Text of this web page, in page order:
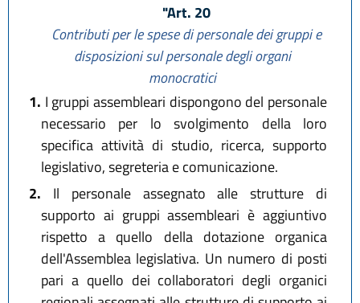
"Art. 20
Contributi per le spese di personale dei gruppi e
disposizioni sul personale degli organi
monocratici
1. I gruppi assembleari dispongono del personale
necessario per lo svolgimento della loro
specifica attività di studio, ricerca, supporto
legislativo, segreteria e comunicazione.
2. Il personale assegnato alle strutture di
supporto ai gruppi assembleari è aggiuntivo
rispetto a quello della dotazione organica
dell'Assemblea legislativa. Un numero di posti
pari a quello dei collaboratori degli organici